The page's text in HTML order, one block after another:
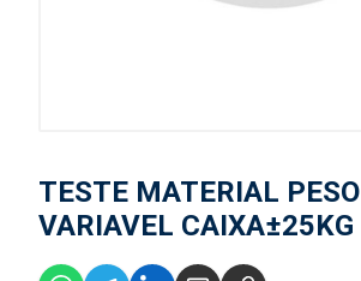
TESTE MATERIAL PESO
VARIAVEL CAIXA±25KG